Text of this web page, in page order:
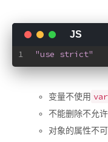
1 "use strict"
变量不使用 var
不能删除不允
对象的属性不